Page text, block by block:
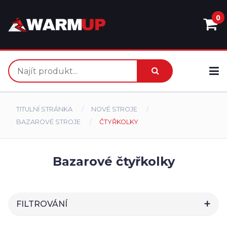
0
TITULNÍ STRÁNKA
NOVÉ STROJE
BAZAROVÉ STROJE
ČTYŘKOLKY
Bazarové čtyřkolky
FILTROVÁNÍ